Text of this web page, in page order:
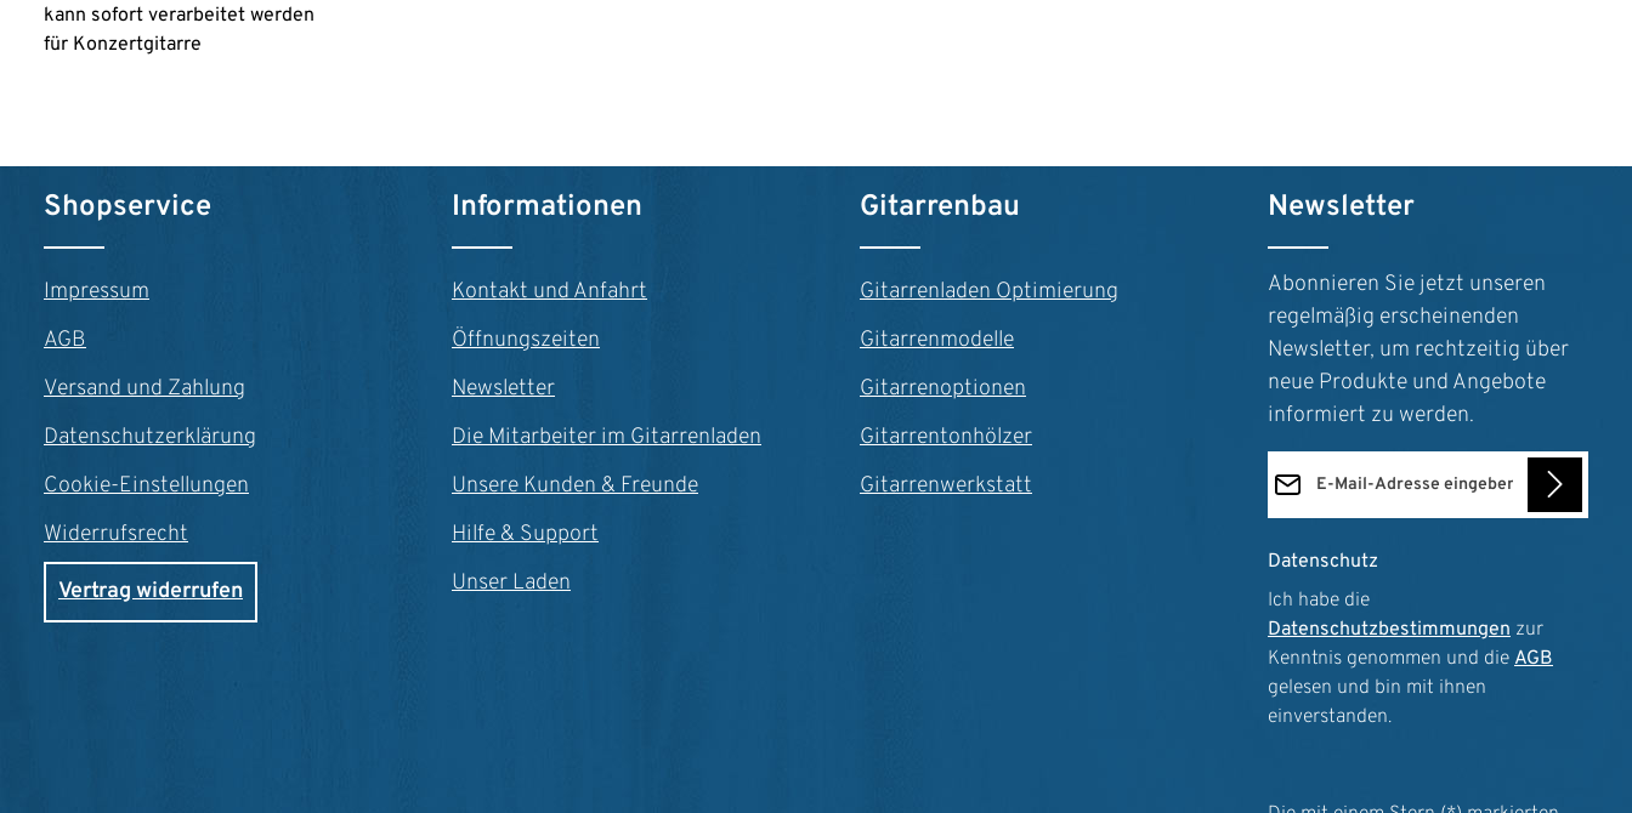
kann sofort verarbeitet werden
für Konzertgitarre
Shopservice
Impressum
AGB
Versand und Zahlung
Datenschutzerklärung
Cookie-Einstellungen
Widerrufsrecht
Vertrag widerrufen
Informationen
Kontakt und Anfahrt
Öffnungszeiten
Newsletter
Die Mitarbeiter im Gitarrenladen
Unsere Kunden & Freunde
Hilfe & Support
Unser Laden
Gitarrenbau
Gitarrenladen Optimierung
Gitarrenmodelle
Gitarrenoptionen
Gitarrentonhölzer
Gitarrenwerkstatt
Newsletter
Abonnieren Sie jetzt unseren
regelmäßig erscheinenden
Newsletter, um rechtzeitig über
neue Produkte und Angebote
informiert zu werden.
Datenschutz
Ich habe die
Datenschutzbestimmungen zur
Kenntnis genommen und die AGB
gelesen und bin mit ihnen
einverstanden.